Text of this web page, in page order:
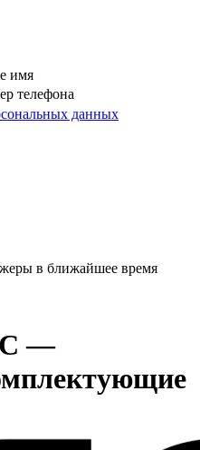
имя
телефона
данных
в ближайшее время
—